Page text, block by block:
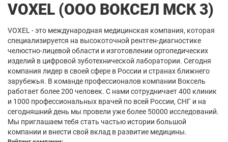
VOXEL (ООО ВОКСЕЛ МСК 3)
VOXEL - это международная медицинская компания, которая
специализируется на высокоточной рентген-диагностике
челюстно-лицевой области и изготовлении ортопедических
изделий в цифровой зуботехнической лаборатории. Сегодня
компания лидер в своей сфере в России и странах ближнего
зарубежья. В команде профессионалов компании Воксель
работает более 200 человек. С нами сотрудничает 400 клиник
и 1000 профессиональных врачей по всей России, СНГ и на
сегодняшний день мы провели уже более 50000 исследований.
Мы приглашаем тебя стать частью истории большой
компании и внести свой вклад в развитие медицины.